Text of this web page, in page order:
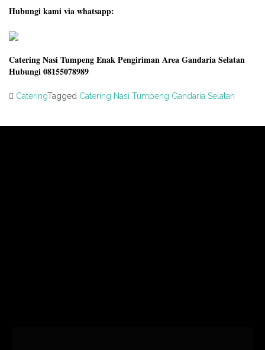
Hubungi kami via whatsapp:
Catering Nasi Tumpeng Enak Pengiriman Area Gandaria Selatan
Hubungi 08155078989
CateringTagged Catering Nasi Tumpeng Gandaria Selatan
navigation